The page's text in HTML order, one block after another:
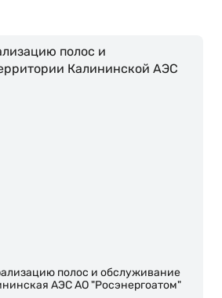
полос и обслуживание
АЭС АО "Росэнергоатом"